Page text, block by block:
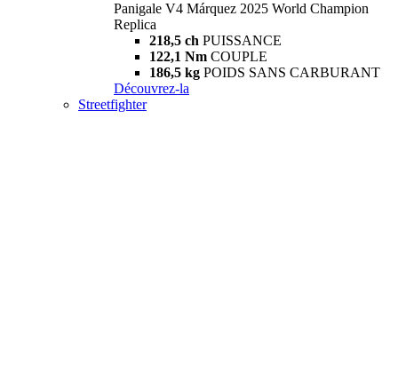
Panigale V4 Márquez 2025 World Champion
Replica
218,5 ch PUISSANCE
122,1 Nm COUPLE
186,5 kg POIDS SANS CARBURANT
Découvrez-la
Streetfighter